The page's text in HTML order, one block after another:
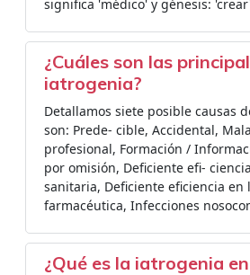
significa 'médico' y génesis:
¿Cuáles son las
iatrogenia?
Detallamos siete posible causas
son: Prede- cible, Accidental,
profesional, Formación /
por omisión, Deficiente efi-
sanitaria, Deficiente eficiencia en
farmacéutica, Infecciones
¿Qué es la iatrogenia